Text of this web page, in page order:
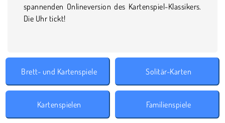
spannenden Onlineversion des Kartenspiel-Klassikers.
Die Uhr tickt!
Brett- und Kartenspiele Solitär-Karten
Kartenspielen Familienspiele